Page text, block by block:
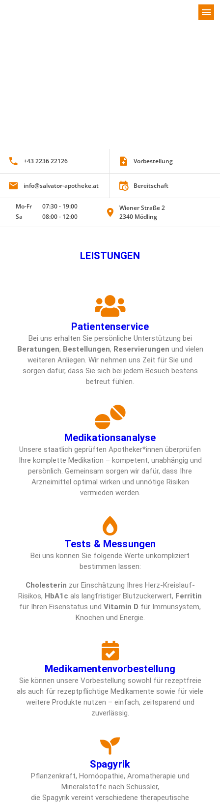
menu
+43 2236 22126 Vorbestellung
info@salvator-apotheke.at Bereitschaft
Mo-Fr 07:30- 19:00
Sa
08:00- 12:00
Wiener Straße 2
2340 Mödling
LEISTUNGEN
Patientenservice
Bei uns erhalten Sie persönliche Unterstützung bei
Beratungen, Bestellungen, Reservierungen und vielen
weiteren Anliegen. Wir nehmen uns Zeit für Sie und
sorgen dafür, dass Sie sich bei jedem Besuch bestens
betreut fühlen.
Medikationsanalyse
Unsere staatlich geprüften Apotheker*innen überprüfen
Ihre komplette Medikation – kompetent, unabhängig und
persönlich. Gemeinsam sorgen wir dafür, dass Ihre
Arzneimittel optimal wirken und unnötige Risiken
vermieden werden.
Tests & Messungen
Bei uns können Sie folgende Werte unkompliziert
bestimmen lassen:
Cholesterin zur Einschätzung Ihres Herz-Kreislauf-
Risikos, HbA1c als langfristiger Blutzuckerwert, Ferritin
für Ihren Eisenstatus und Vitamin D für Immunsystem,
Knochen und Energie.
Medikamentenvorbestellung
Sie können unsere Vorbestellung sowohl für rezeptfreie
als auch für rezeptpflichtige Medikamente sowie für viele
weitere Produkte nutzen – einfach, zeitsparend und
zuverlässig.
Spagyrik
Pflanzenkraft, Homöopathie, Aromatherapie und
Mineralstoffe nach Schüssler,
die Spagyrik vereint verschiedene therapeutische